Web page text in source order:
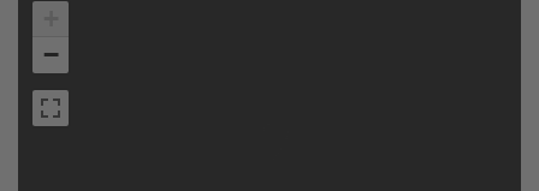
−